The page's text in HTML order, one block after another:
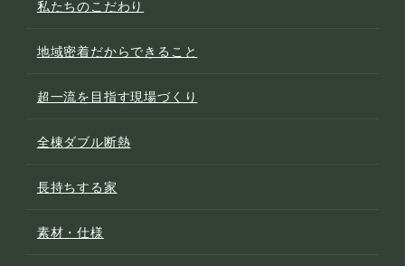
私たちのこだわり
地域密着だからできること
超一流を目指す現場づくり
全棟ダブル断熱
長持ちする家
素材・仕様